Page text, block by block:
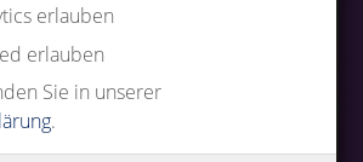
erlauben
erlauben
Sie in unserer
.